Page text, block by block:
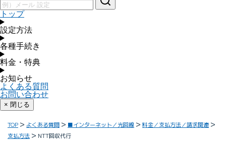
トップ
設定方法
各種手続き
料金・特典
お知らせ
よくある質問
お問い合わせ
× 閉じる
TOP よくある質問 ■インターネット／光回線
料金／支払方法／請求関連
支払方法
NTT回収代行